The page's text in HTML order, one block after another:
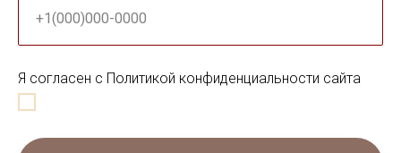
+1(000)000-0000
Я согласен с Политикой конфиденциальности сайта